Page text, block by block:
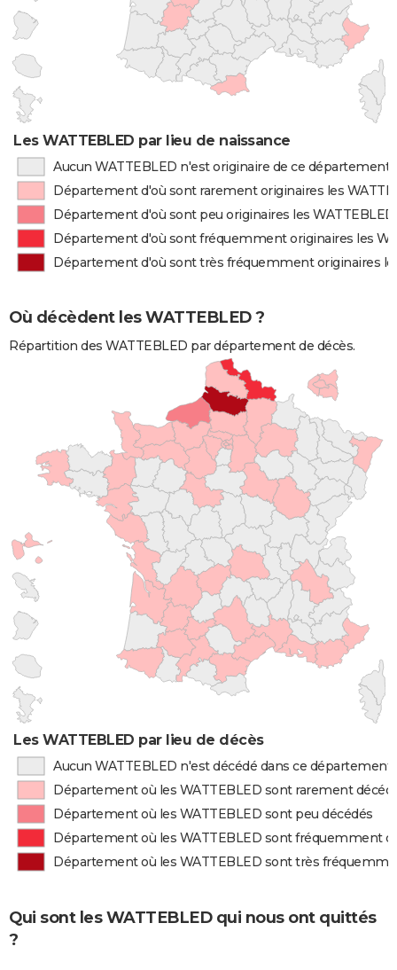
Les WATTEBLED par lieu de naissance
Aucun WATTEBLED n'est originaire de ce département
Département d'où sont rarement originaires les
Département d'où sont peu originaires les WATTEBLED
Département d'où sont fréquemment originaires les
Département d'où sont très fréquemment originaires
Où décèdent les WATTEBLED ?
Répartition des WATTEBLED par département de décès.
Les WATTEBLED par lieu de décès
Aucun WATTEBLED n'est décédé dans ce département
Département où les WATTEBLED sont rarement
Département où les WATTEBLED sont peu décédés
Département où les WATTEBLED sont fréquemment
Département où les WATTEBLED sont très
Qui sont les WATTEBLED qui nous ont quittés
?